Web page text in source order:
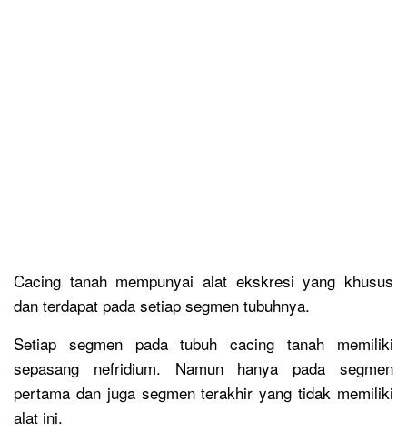
Cacing tanah mempunyai alat ekskresi yang khusus
dan terdapat pada setiap segmen tubuhnya.
Setiap segmen pada tubuh cacing tanah memiliki
sepasang nefridium. Namun hanya pada segmen
pertama dan juga segmen terakhir yang tidak memiliki
alat ini.